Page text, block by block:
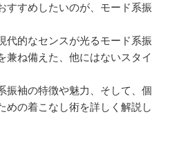
すすめしたいのが、モード系振
代的なセンスが光るモード系振
兼ね備えた、他にはないスタイ
振袖の特徴や魅力、そして、個
めの着こなし術を詳しく解説し